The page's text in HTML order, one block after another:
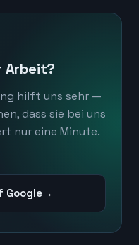
Arbeit?
hilft uns sehr —
dass sie bei uns
nur eine Minute.
Google→